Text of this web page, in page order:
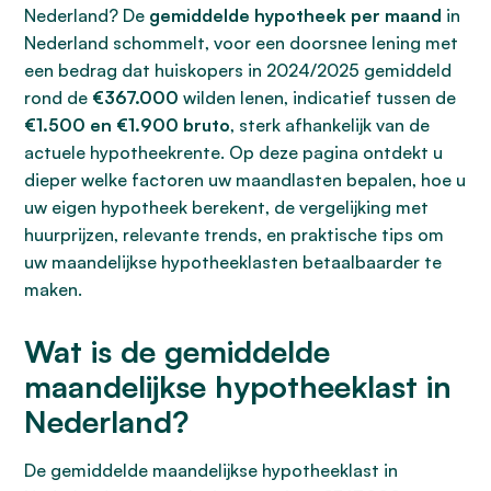
Nederland? De gemiddelde hypotheek per maand in
Nederland schommelt, voor een doorsnee lening met
een bedrag dat huiskopers in 2024/2025 gemiddeld
rond de €367.000 wilden lenen, indicatief tussen de
€1.500 en €1.900 bruto, sterk afhankelijk van de
actuele hypotheekrente. Op deze pagina ontdekt u
dieper welke factoren uw maandlasten bepalen, hoe u
uw eigen hypotheek berekent, de vergelijking met
huurprijzen, relevante trends, en praktische tips om
uw maandelijkse hypotheeklasten betaalbaarder te
maken.
Wat is de gemiddelde
maandelijkse hypotheeklast in
Nederland?
De gemiddelde maandelijkse hypotheeklast in